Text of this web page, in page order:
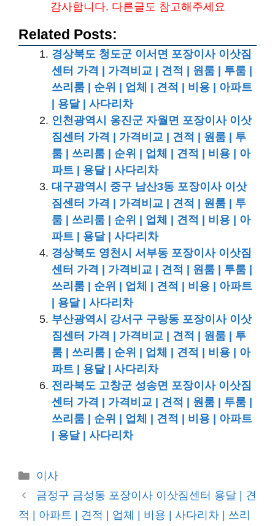
감사합니다. 다른글도 참고해주세요
Related Posts:
경상북도 청도군 이서면 포장이사 이삿짐
센터 가격 | 가격비교 | 견적 | 원룸 | 투룸 |
쓰리룸 | 순위 | 업체 | 견적 | 비용 | 아파트
| 용달 | 사다리차
인천광역시 옹진군 자월면 포장이사 이삿
짐센터 가격 | 가격비교 | 견적 | 원룸 | 투
룸 | 쓰리룸 | 순위 | 업체 | 견적 | 비용 | 아
파트 | 용달 | 사다리차
대구광역시 중구 남산3동 포장이사 이삿
짐센터 가격 | 가격비교 | 견적 | 원룸 | 투
룸 | 쓰리룸 | 순위 | 업체 | 견적 | 비용 | 아
파트 | 용달 | 사다리차
경상북도 영천시 서부동 포장이사 이삿짐
센터 가격 | 가격비교 | 견적 | 원룸 | 투룸 |
쓰리룸 | 순위 | 업체 | 견적 | 비용 | 아파트
| 용달 | 사다리차
부산광역시 강서구 구랑동 포장이사 이삿
짐센터 가격 | 가격비교 | 견적 | 원룸 | 투
룸 | 쓰리룸 | 순위 | 업체 | 견적 | 비용 | 아
파트 | 용달 | 사다리차
전라북도 고창군 성송면 포장이사 이삿짐
센터 가격 | 가격비교 | 견적 | 원룸 | 투룸 |
쓰리룸 | 순위 | 업체 | 견적 | 비용 | 아파트
| 용달 | 사다리차
카
테
이사
금정구 금성동 포장이사 이삿짐센터 용달 | 견
적 | 아파트 | 견적 | 업체 | 비용 | 사다리차 | 쓰리